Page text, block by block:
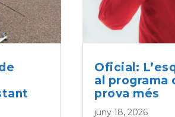
Oficial:
al programa
prova més
juny 18, 2026